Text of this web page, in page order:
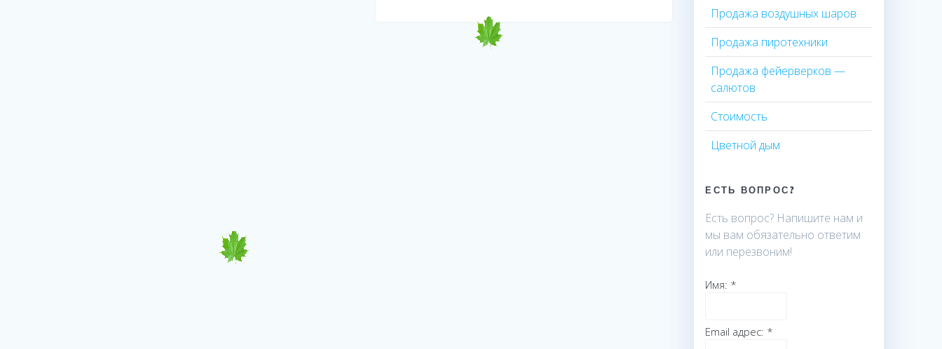
Продажа воздушных шаров
Продажа пиротехники
Продажа фейерверков —
салютов
Стоимость
Цветной дым
ЕСТЬ ВОПРОС?
Есть вопрос? Напишите нам и
мы вам обязательно ответим
или перезвоним!
Имя: *
Email адрес: *